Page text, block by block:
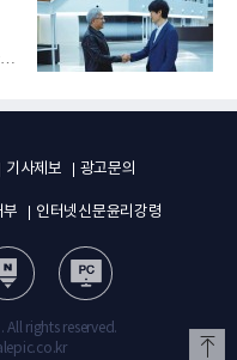
기사제보 광고문의
부 인터넷신문윤리강령
rights reserved.